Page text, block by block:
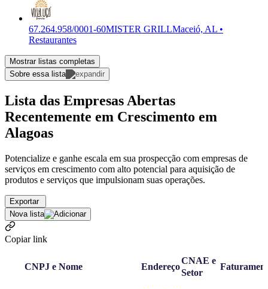
67.264.958/0001-60MISTER GRILLMaceió, AL •
Restaurantes
Mostrar listas completas
Sobre essa lista
Lista das Empresas Abertas
Recentemente em Crescimento em
Alagoas
Potencialize e ganhe escala em sua prospecção com empresas de
serviços em crescimento com alto potencial para aquisição de
produtos e serviços que impulsionam suas operações.
Exportar
Nova lista
Copiar link
CNPJ e Nome Endereço
CNAE e
Setor